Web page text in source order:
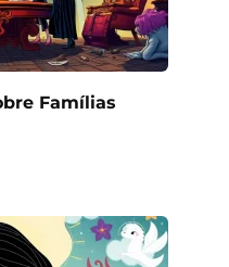
Famílias